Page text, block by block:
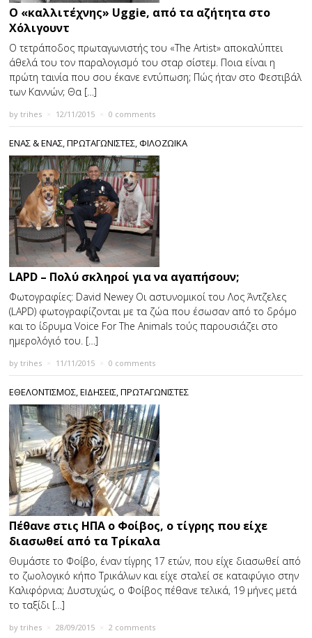
Ο «καλλιτέχνης» Uggie, από τα αζήτητα στο
Χόλιγουντ
Ο τετράποδος πρωταγωνιστής του «The Artist» αποκαλύπτει
άθελά του τον παραλογισμό του σταρ σίστεμ. Ποια είναι η
πρώτη ταινία που σου έκανε εντύπωση; Πώς ήταν στο Φεστιβάλ
των Καννών; Θα […]
bytrihes 12/11/2015 0 comments
ΕΝΑΣ & ΕΝΑΣ,ΠΡΩΤΑΓΩΝΙΣΤΕΣ,ΦΙΛΟΖΩΙΚΑ
LAPD – Πολύ σκληροί για να αγαπήσουν;
Φωτογραφίες: David Newey Οι αστυνομικοί του Λος Άντζελες
(LAPD) φωτογραφίζονται με τα ζώα που έσωσαν από το δρόμο
και το ίδρυμα Voice For The Animals τούς παρουσιάζει στο
ημερολόγιό του. […]
bytrihes 11/11/2015 0 comments
ΕΘΕΛΟΝΤΙΣΜΟΣ,ΕΙΔΗΣΕΙΣ,ΠΡΩΤΑΓΩΝΙΣΤΕΣ
Πέθανε στις ΗΠΑ ο Φοίβος, ο τίγρης που είχε
διασωθεί από τα Τρίκαλα
Θυμάστε το Φοίβο, έναν τίγρης 17 ετών, που είχε διασωθεί από
το ζωολογικό κήπο Τρικάλων και είχε σταλεί σε καταφύγιο στην
Καλιφόρνια; Δυστυχώς, ο Φοίβος πέθανε τελικά, 19 μήνες μετά
το ταξίδι […]
bytrihes 28/09/2015 2 comments